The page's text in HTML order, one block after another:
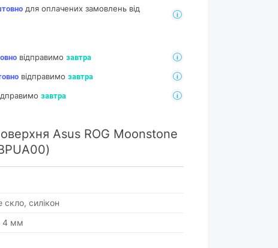
для оплачених замовлень від
відправимо завтра
відправимо завтра
завтра
Asus ROG Moonstone
скло, силікон
4 мм